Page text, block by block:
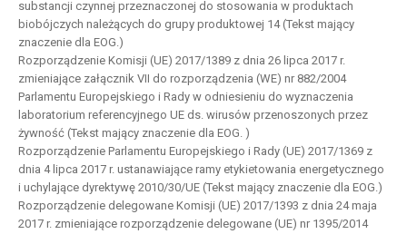
substancji czynnej przeznaczonej do stosowania w produktach
biobójczych należących do grupy produktowej 14 (Tekst mający
znaczenie dla EOG.)
Rozporządzenie Komisji (UE) 2017/1389 z dnia 26 lipca 2017 r.
zmieniające załącznik VII do rozporządzenia (WE) nr 882/2004
Parlamentu Europejskiego i Rady w odniesieniu do wyznaczenia
laboratorium referencyjnego UE ds. wirusów przenoszonych przez
żywność (Tekst mający znaczenie dla EOG. )
Rozporządzenie Parlamentu Europejskiego i Rady (UE) 2017/1369 z
dnia 4 lipca 2017 r. ustanawiające ramy etykietowania energetycznego
i uchylające dyrektywę 2010/30/UE (Tekst mający znaczenie dla EOG.)
Rozporządzenie delegowane Komisji (UE) 2017/1393 z dnia 24 maja
2017 r. zmieniające rozporządzenie delegowane (UE) nr 1395/2014